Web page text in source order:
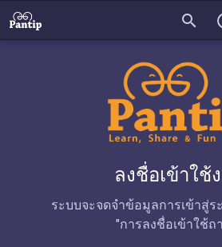
search
ลงชื่อเข้าใช้
ระบบจะจดจำข้อมูลการเข้าสู่
"การลงชื่อเข้าใช้ถ